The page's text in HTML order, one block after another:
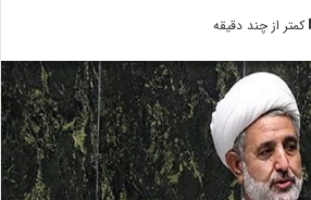
کمتر از چند دقیقه